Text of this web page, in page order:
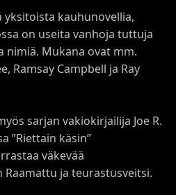
yksitoista kauhunovellia,
on useita vanhoja tuttuja
nimiä. Mukana ovat mm.
Ramsay Campbell ja Ray
sarjan vakiokirjailija Joe R.
”Riettain käsin”
väkevää
ja teurastusveitsi.